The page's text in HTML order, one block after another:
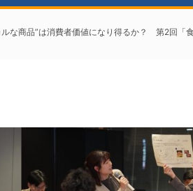
ルな商品”は消費者価値になり得るか？ 第2回「